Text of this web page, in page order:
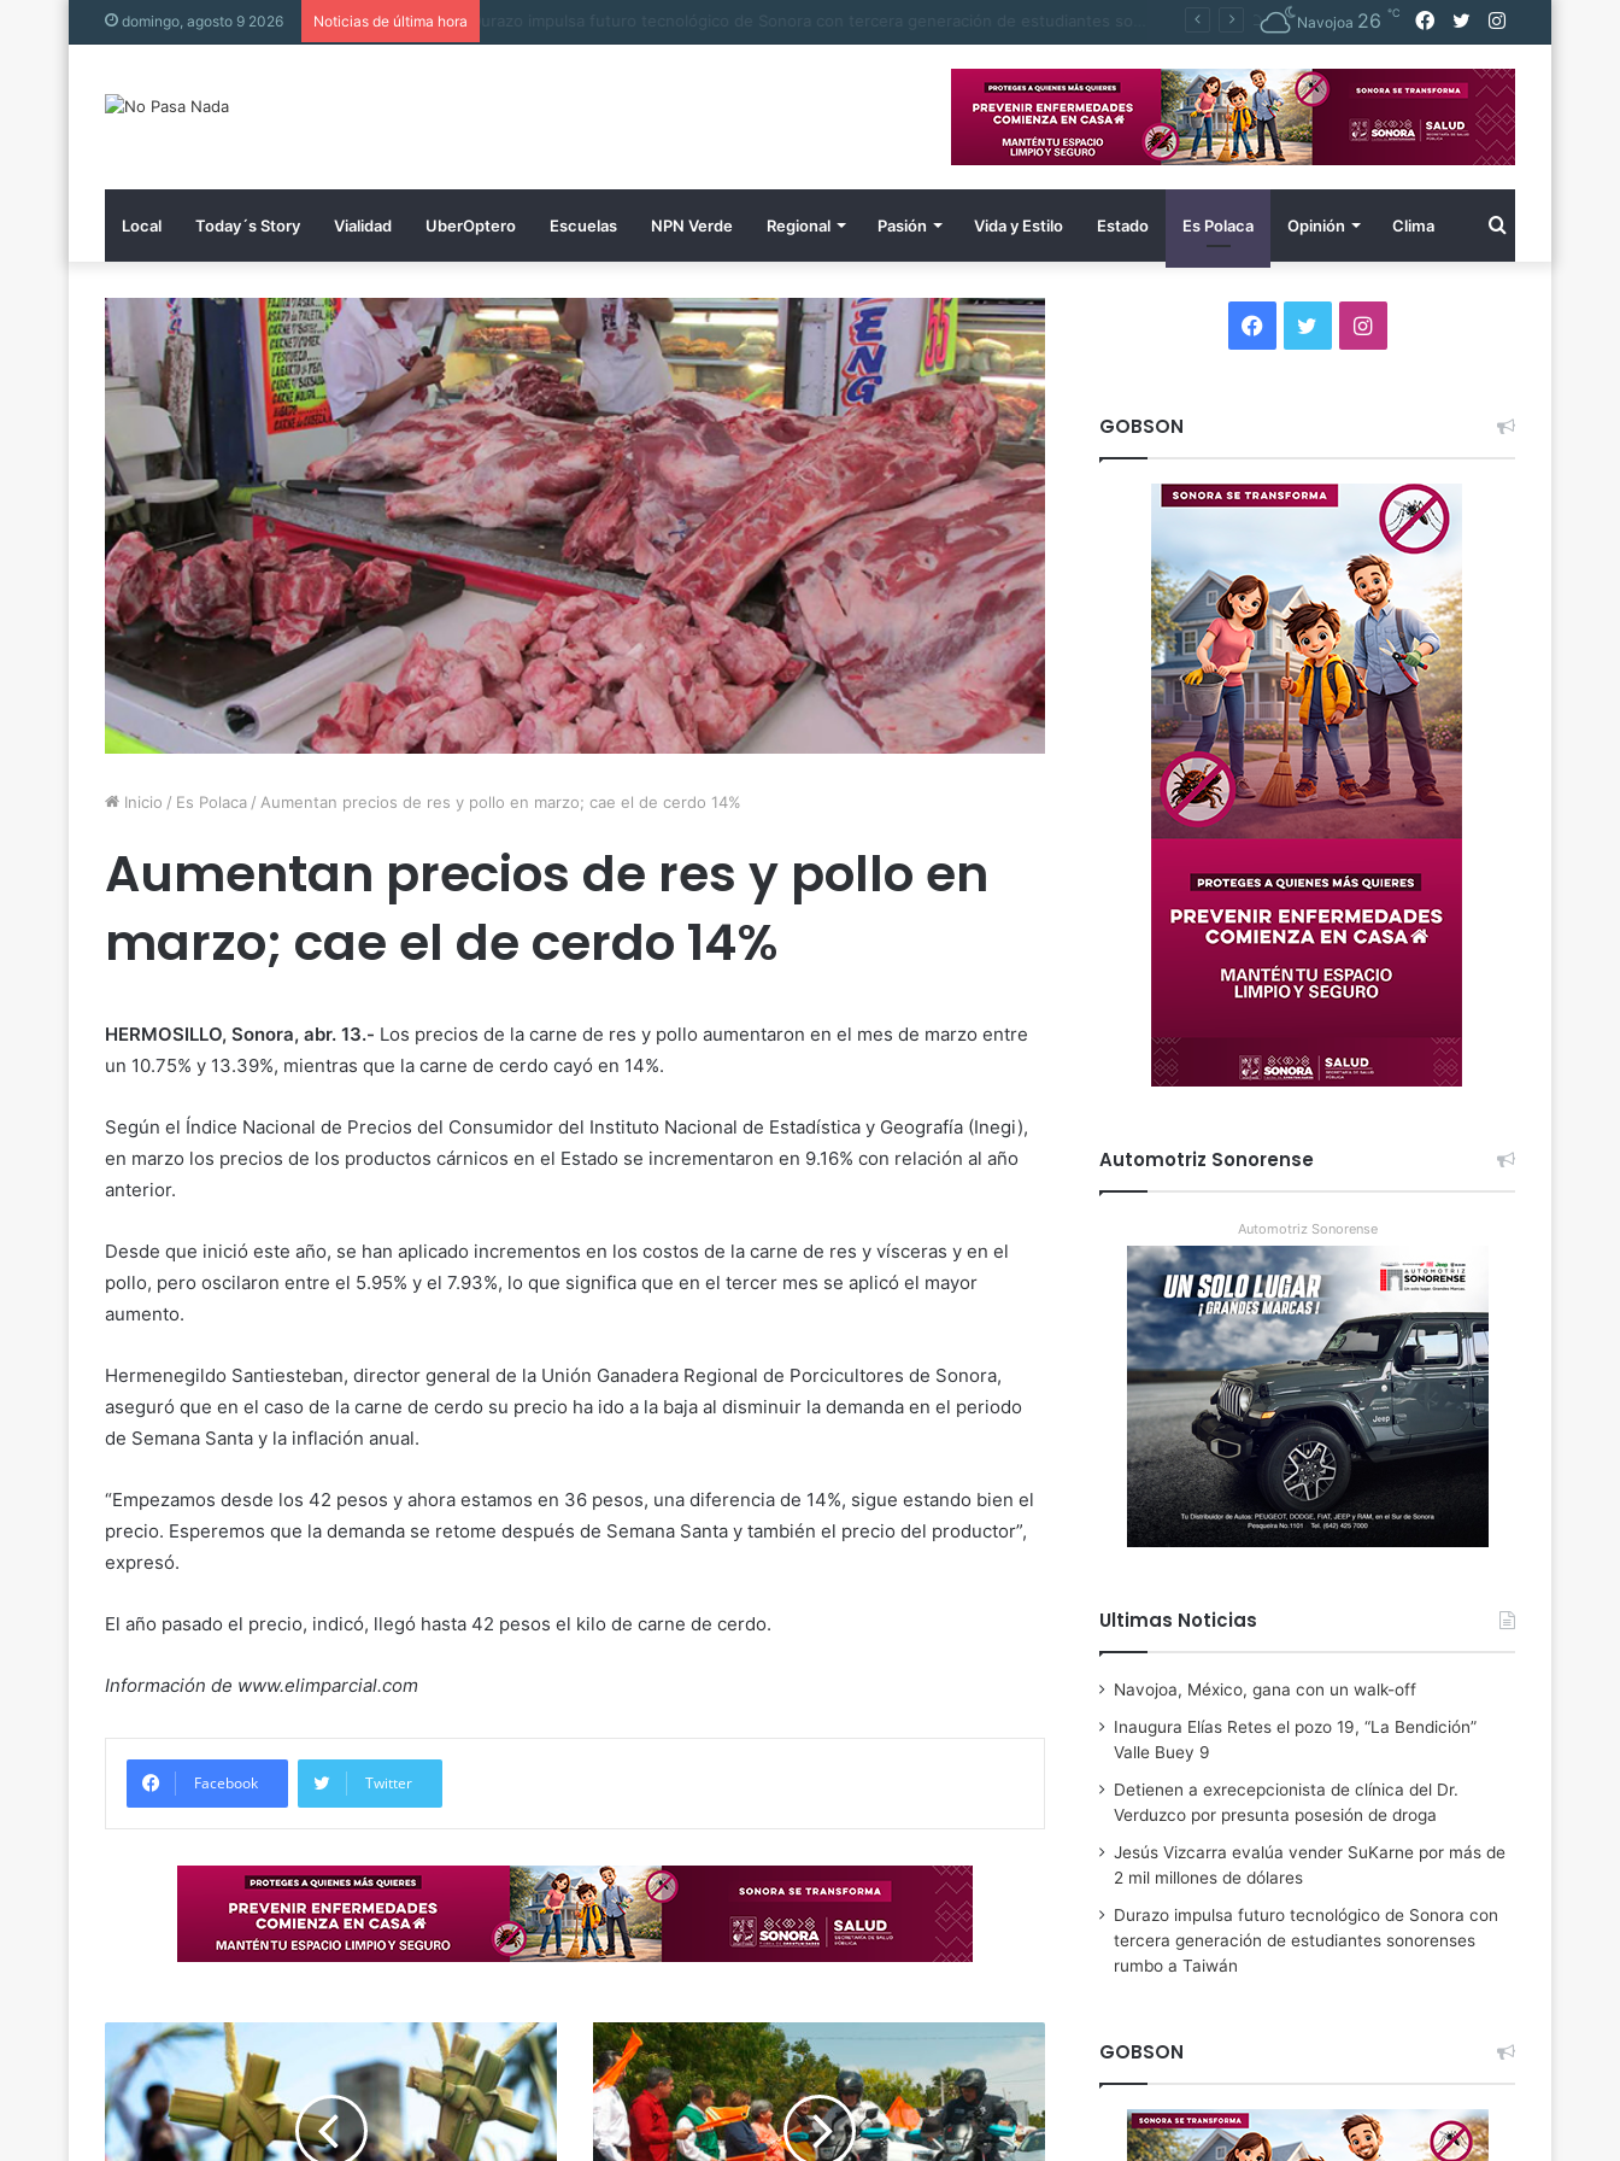
domingo, agosto 9 2026 Noticias de última hora Instagram
Twitter
Facebook
Navojoa 26 ℃
Local Today´s Story Vialidad UberOptero Escuelas NPN Verde Regional Pasión Vida y Estilo Estado Es Polaca Opinión Clima Buscar
Inicio / Es Polaca / Aumentan precios de res y pollo en marzo; cae el de cerdo 14%
Aumentan precios de res y pollo en
marzo; cae el de cerdo 14%
HERMOSILLO, Sonora, abr. 13.- Los precios de la carne de res y pollo aumentaron en el mes de marzo entre
un 10.75% y 13.39%, mientras que la carne de cerdo cayó en 14%.
Según el Índice Nacional de Precios del Consumidor del Instituto Nacional de Estadística y Geografía (Inegi),
en marzo los precios de los productos cárnicos en el Estado se incrementaron en 9.16% con relación al año
anterior.
Desde que inició este año, se han aplicado incrementos en los costos de la carne de res y vísceras y en el
pollo, pero oscilaron entre el 5.95% y el 7.93%, lo que significa que en el tercer mes se aplicó el mayor
aumento.
Hermenegildo Santiesteban, director general de la Unión Ganadera Regional de Porcicultores de Sonora,
aseguró que en el caso de la carne de cerdo su precio ha ido a la baja al disminuir la demanda en el periodo
de Semana Santa y la inflación anual.
“Empezamos desde los 42 pesos y ahora estamos en 36 pesos, una diferencia de 14%, sigue estando bien el
precio. Esperemos que la demanda se retome después de Semana Santa y también el precio del productor”,
expresó.
El año pasado el precio, indicó, llegó hasta 42 pesos el kilo de carne de cerdo.
Información de www.elimparcial.com
Facebook Twitter
Facebook
TwitterInstagram
GOBSON
Automotriz Sonorense
Automotriz Sonorense
Ultimas Noticias
Navojoa, México, gana con un walk-off
Inaugura Elías Retes el pozo 19, “La Bendición”
Valle Buey 9
Detienen a exrecepcionista de clínica del Dr.
Verduzco por presunta posesión de droga
Jesús Vizcarra evalúa vender SuKarne por más de
2 mil millones de dólares
Durazo impulsa futuro tecnológico de Sonora con
tercera generación de estudiantes sonorenses
rumbo a Taiwán
GOBSON